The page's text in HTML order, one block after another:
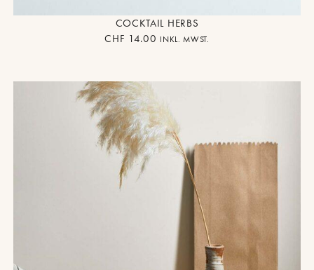
COCKTAIL HERBS
CHF 14.00 INKL. MWST.